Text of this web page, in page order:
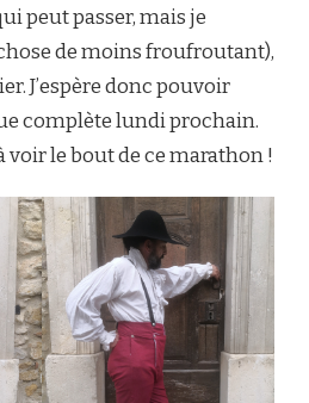
peut passer, mais je
de moins froufroutant),
J’espère donc pouvoir
complète lundi prochain.
voir le bout de ce marathon !